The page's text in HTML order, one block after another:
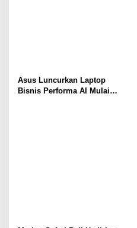
Asus Luncurkan Laptop
Bisnis Performa AI Mulai